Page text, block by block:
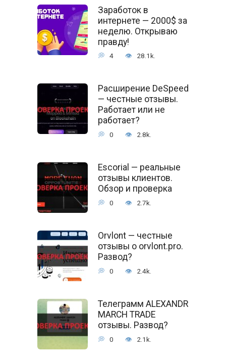
Заработок в
интернете — 2000$ за
неделю. Открываю
правду!
4 28.1k.
Расширение DeSpeed
— честные отзывы.
Работает или не
работает?
0 2.8k.
Escorial — реальные
отзывы клиентов.
Обзор и проверка
0 2.7k.
Orvlont — честные
отзывы о orvlont.pro.
Развод?
0 2.4k.
Телеграмм ALEXANDR
MARCH TRADE
отзывы. Развод?
0 2.1k.